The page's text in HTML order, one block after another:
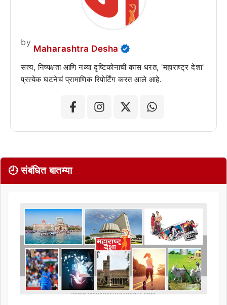
by
Maharashtra Desha
सत्य, निष्पक्षता आणि नव्या दृष्टिकोनाची कास धरत, 'महाराष्ट्र देशा'
प्रत्येक घटनेचं प्रामाणिक रिपोर्टिंग करत आले आहे.
🕘 संबंधित बातम्या